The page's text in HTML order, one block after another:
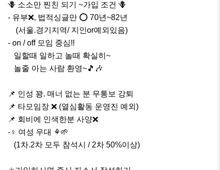
🪻 소소만 찐친 되기 ~가입 조건 🪻
- 유부❌️, 법적싱글만 ⭕️ 70년~82년
- on / off 모임 중심!!
📌 인성 꽝. 매너 없는 분 무통보 강퇴
📌 타모임장 ❌️ (열심활동 운영진 예외)
📌 회비에 인색한분 사양❌️
-♀️ 여성 우대 ⚘️🌱